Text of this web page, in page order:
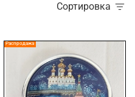
Сортировка
Распродажа